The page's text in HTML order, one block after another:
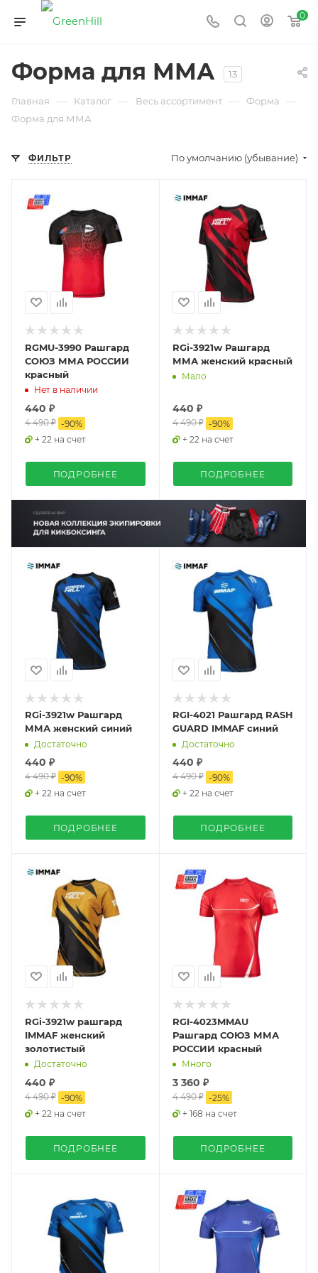
0
Форма для ММА 13
Главная — Каталог — Весь ассортимент — Форма —
Форма для ММА
ФИЛЬТР По умолчанию (убывание)
RGMU-3990 Рашгард
СОЮЗ ММА РОССИИ
красный
Нет в наличии
440 ₽
4 490 ₽ -90%
+ 22 на счет
ПОДРОБНЕЕ
RGi-3921w Рашгард
ММА женский красный
Мало
440 ₽
4 490 ₽ -90%
+ 22 на счет
ПОДРОБНЕЕ
RGi-3921w Рашгард
ММА женский синий
Достаточно
440 ₽
4 490 ₽ -90%
+ 22 на счет
ПОДРОБНЕЕ
RGI-4021 Рашгард RASH
GUARD IMMAF синий
Достаточно
440 ₽
4 490 ₽ -90%
+ 22 на счет
ПОДРОБНЕЕ
RGi-3921w рашгард
IMMAF женский
золотистый
Достаточно
440 ₽
4 490 ₽ -90%
+ 22 на счет
ПОДРОБНЕЕ
RGI-4023MMAU
Рашгард СОЮЗ ММА
РОССИИ красный
Много
3 360 ₽
4 490 ₽ -25%
+ 168 на счет
ПОДРОБНЕЕ